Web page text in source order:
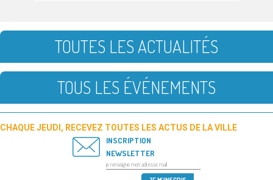
TOUTES LES ACTUALITÉS
TOUS LES ÉVÉNEMENTS
CHAQUE JEUDI, RECEVEZ TOUTES LES ACTUS DE LA VILLE
INSCRIPTION
NEWSLETTER